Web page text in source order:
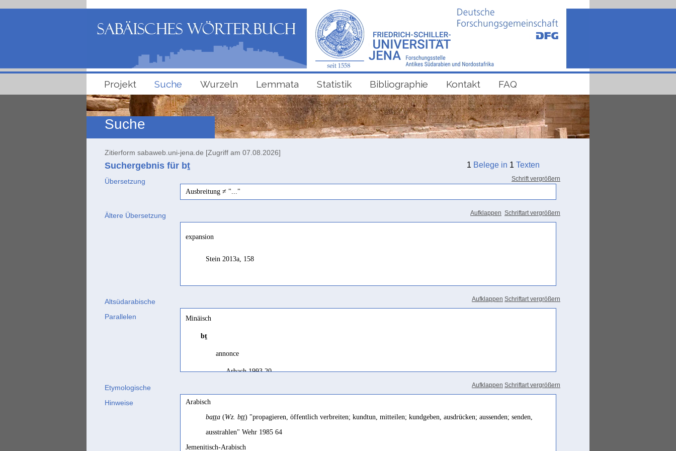
Projekt Suche Wurzeln Lemmata Statistik Bibliographie Kontakt FAQ
Suche
Zitierform sabaweb.uni-jena.de [Zugriff am 07.08.2026]
Suchergebnis für bṯ 1 Belege in 1 Texten
Übersetzung Schrift vergrößern
Ausbreitung ≠ "..."
Ältere Übersetzung Aufklappen Schriftart vergrößern
expansion
Stein 2013a, 158
Altsüdarabische
Parallelen
Aufklappen Schriftart vergrößern
Minäisch
bṯ
annonce
Arbach 1993 20
Etymologische
Hinweise
Aufklappen Schriftart vergrößern
Arabisch
baṯṯa (Wz. bṯṯ) "propagieren, öffentlich verbreiten; kundtun, mitteilen; kundgeben, ausdrücken; aussenden; senden,
ausstrahlen" Wehr 1985 64
Jemenitisch-Arabisch